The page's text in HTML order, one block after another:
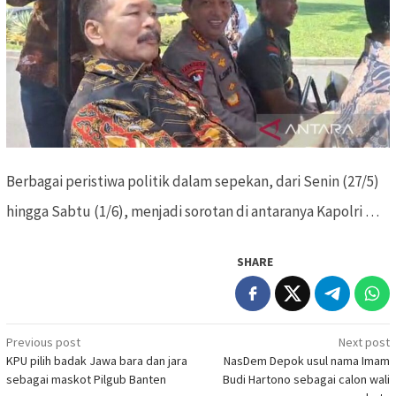
Berbagai peristiwa politik dalam sepekan, dari Senin (27/5)
hingga Sabtu (1/6), menjadi sorotan di antaranya Kapolri …
SHARE
Post
navigation
Previous post
KPU pilih badak Jawa bara dan jara
sebagai maskot Pilgub Banten
Next post
NasDem Depok usul nama Imam
Budi Hartono sebagai calon wali